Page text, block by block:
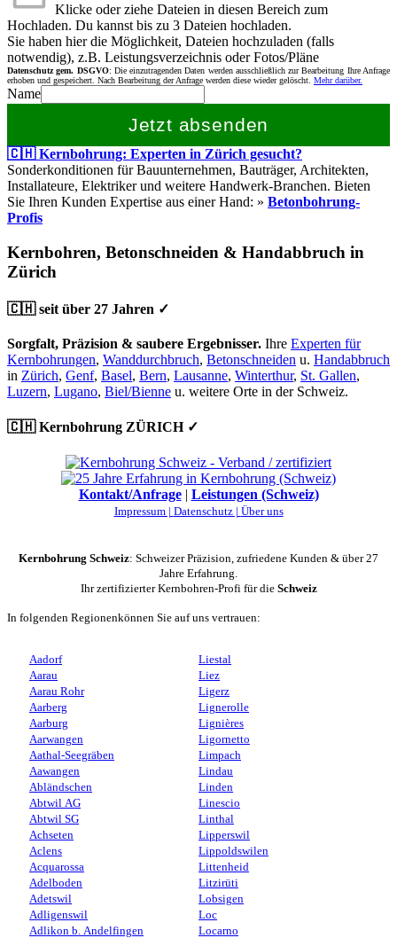
Klicke oder ziehe Dateien in diesen Bereich zum
Hochladen. Du kannst bis zu 3 Dateien hochladen.
Sie haben hier die Möglichkeit, Dateien hochzuladen (falls
notwendig), z.B. Leistungsverzeichnis oder Fotos/Pläne
Datenschutz gem. DSGVO: Die einzutragenden Daten werden ausschließlich zur Bearbeitung Ihre Anfrage
erhoben und gespeichert. Nach Bearbeitung der Anfrage werden diese wieder gelöscht. Mehr darüber.
Name
Jetzt absenden
🇨🇭 Kernbohrung: Experten in Zürich gesucht?
Sonderkonditionen für Bauunternehmen, Bauträger, Architekten,
Installateure, Elektriker und weitere Handwerk-Branchen. Bieten
Sie Ihren Kunden Expertise aus einer Hand: » Betonbohrung-
Profis
Kernbohren, Betonschneiden & Handabbruch in
Zürich
🇨🇭 seit über 27 Jahren ✓
Sorgfalt, Präzision & saubere Ergebnisser. Ihre Experten für
Kernbohrungen, Wanddurchbruch, Betonschneiden u. Handabbruch
in Zürich, Genf, Basel, Bern, Lausanne, Winterthur, St. Gallen,
Luzern, Lugano, Biel/Bienne u. weitere Orte in der Schweiz.
🇨🇭 Kernbohrung ZÜRICH ✓
Kontakt/Anfrage| Leistungen (Schweiz)
Impressum | Datenschutz | Über uns
Kernbohrung Schweiz: Schweizer Präzision, zufriedene Kunden & über 27
Jahre Erfahrung.
Ihr zertifizierter Kernbohren-Profi für die Schweiz
In folgenden Regionenkönnen Sie auf uns vertrauen:
Aadorf
Aarau
Aarau Rohr
Aarberg
Aarburg
Aarwangen
Aathal-Seegräben
Aawangen
Abländschen
Abtwil AG
Abtwil SG
Achseten
Aclens
Acquarossa
Adelboden
Adetswil
Adligenswil
Adlikon b. Andelfingen
Liestal
Liez
Ligerz
Lignerolle
Lignières
Ligornetto
Limpach
Lindau
Linden
Linescio
Linthal
Lipperswil
Lippoldswilen
Littenheid
Litzirüti
Lobsigen
Loc
Locarno